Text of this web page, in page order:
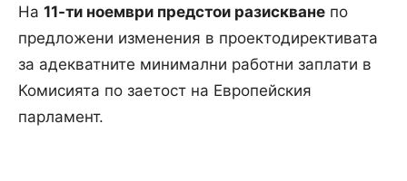
На 11-ти ноември предстои разискване по
предложени изменения в проектодирективата
за адекватните минимални работни заплати в
Комисията по заетост на Европейския
парламент.